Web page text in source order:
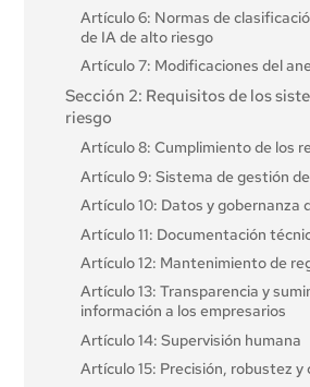
Artículo 6: Normas de
de IA de alto riesgo
Artículo 7: Modificaciones del
Sección 2: Requisitos de los
riesgo
Artículo 8: Cumplimiento de los
Artículo 9: Sistema de gestión
Artículo 10: Datos y gobernanza
Artículo 11: Documentación
Artículo 12: Mantenimiento de
Artículo 13: Transparencia y
información a los empresarios
Artículo 14: Supervisión humana
Artículo 15: Precisión, robustez y